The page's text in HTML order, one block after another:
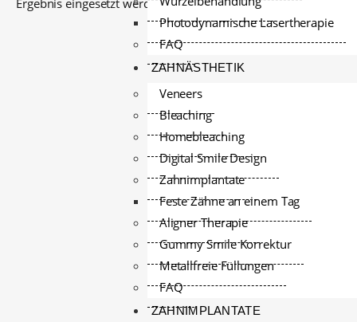
Photodynamische Lasertherapie
FAQ
ZAHNÄSTHETIK
Veneers
Bleaching
Homebleaching
Digital Smile Design
Zahnimplantate
Feste Zähne an einem Tag
Aligner Therapie
Gummy Smile Korrektur
Metallfreie Füllungen
FAQ
ZAHNIMPLANTATE